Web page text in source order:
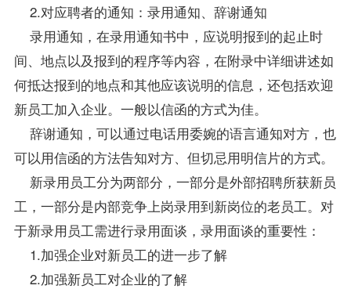
2.对应聘者的通知：录用通知、辞谢通知
录用通知，在录用通知书中，应说明报到的起止时
间、地点以及报到的程序等内容，在附录中详细讲述如
何抵达报到的地点和其他应该说明的信息，还包括欢迎
新员工加入企业。一般以信函的方式为佳。
辞谢通知，可以通过电话用委婉的语言通知对方，也
可以用信函的方法告知对方、但切忌用明信片的方式。
新录用员工分为两部分，一部分是外部招聘所获新员
工，一部分是内部竞争上岗录用到新岗位的老员工。对
于新录用员工需进行录用面谈，录用面谈的重要性：
1.加强企业对新员工的进一步了解
2.加强新员工对企业的了解